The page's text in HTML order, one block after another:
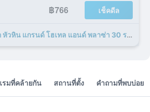
฿766 เช็คดีล
ข้อเสนอเพิ่มเติมจาก หัวหิน แกรนด์ โฮเทล แอนด์ พลาซ่า 30 รายการ
รมที่คล้ายกัน สถานที่ตั้ง คำถามที่พบบ่อย